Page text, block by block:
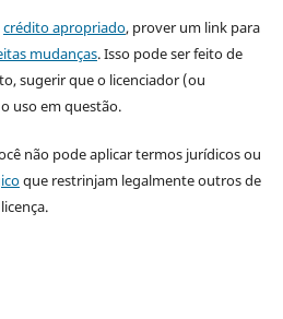
crédito apropriado, prover um link para
mudanças. Isso pode ser feito de
sugerir que o licenciador (ou
uso em questão.
não pode aplicar termos jurídicos ou
que restrinjam legalmente outros de